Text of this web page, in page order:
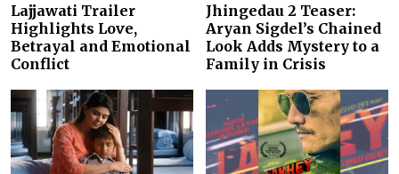
Lajjawati Trailer
Highlights Love,
Betrayal and Emotional
Conflict
Jhingedau 2 Teaser:
Aryan Sigdel’s Chained
Look Adds Mystery to a
Family in Crisis